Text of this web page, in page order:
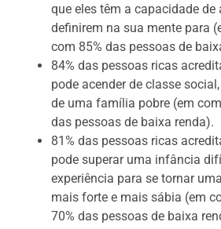
que eles têm a capacidade de
definirem na sua mente para
com 85% das pessoas de
84% das pessoas ricas
pode acender de classe
de uma família pobre (em
das pessoas de baixa renda).
81% das pessoas ricas
pode superar uma infância
experiência para se tornar
mais forte e mais sábia (em
70% das pessoas de baixa